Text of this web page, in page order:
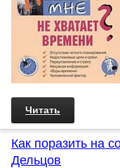
Читать
Как поразить на
Дельцов